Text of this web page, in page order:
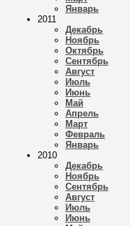
Январь
2011
Декабрь
Ноябрь
Октябрь
Сентябрь
Август
Июль
Июнь
Май
Апрель
Март
Февраль
Январь
2010
Декабрь
Ноябрь
Сентябрь
Август
Июль
Июнь